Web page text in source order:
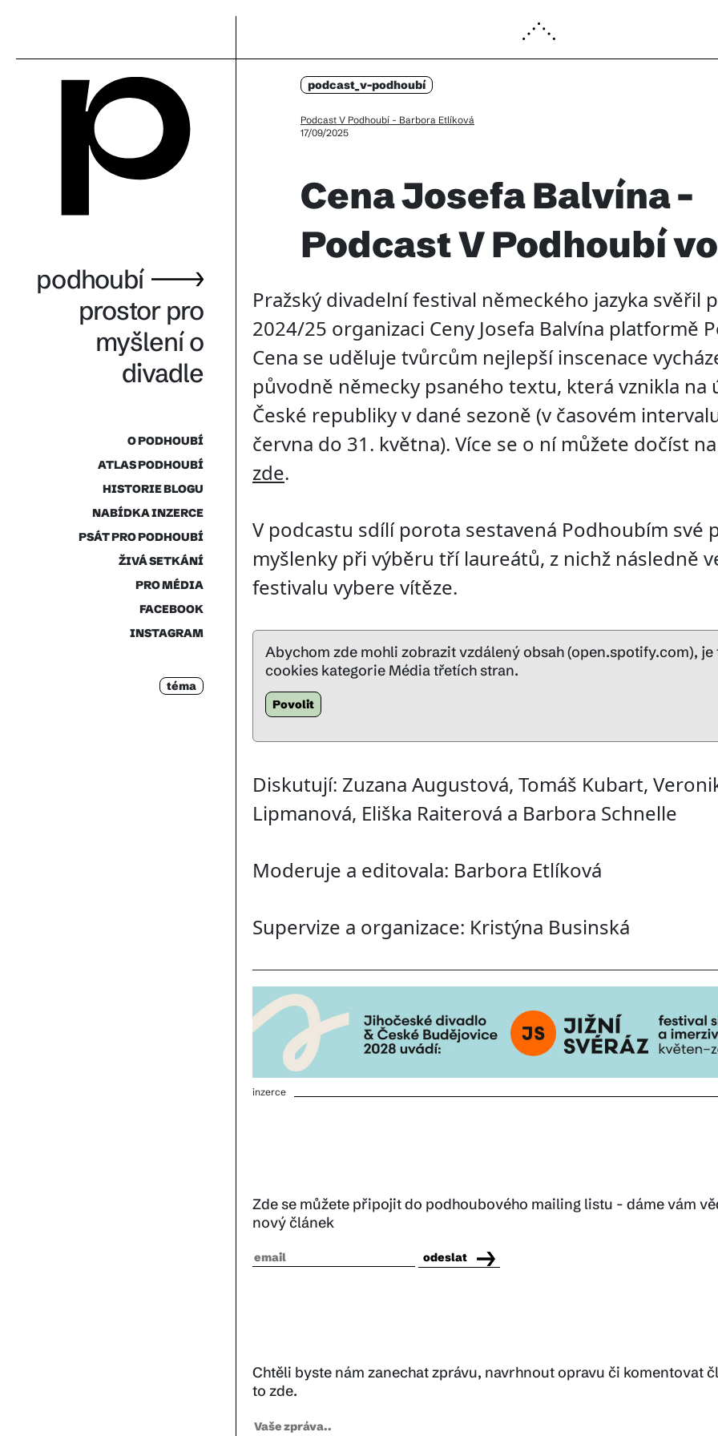
podhoubí
prostor pro
myšlení o
divadle
O PODHOUBÍ
ATLAS PODHOUBÍ
HISTORIE BLOGU
NABÍDKA INZERCE
PSÁT PRO PODHOUBÍ
ŽIVÁ SETKÁNÍ
PRO MÉDIA
FACEBOOK
INSTAGRAM
téma
podcast_ v-podhoubí
Podcast V Podhoubí - Barbora Etlíková
17/09/2025
Cena Josefa Balvína -
Podcast V Podhoubí
Pražský divadelní festival německého jazyka svěřil
2024/25 organizaci Ceny Josefa Balvína platformě
Cena se uděluje tvůrcům nejlepší inscenace
původně německy psaného textu, která vznikla na
České republiky v dané sezoně (v časovém
června do 31. května). Více se o ní můžete dočíst
zde.
V podcastu sdílí porota sestavená Podhoubím své
myšlenky při výběru tří laureátů, z nichž následně
festivalu vybere vítěze.
Abychom zde mohli zobrazit vzdálený obsah (open.spotify.com),
cookies kategorie Média třetích stran.
Povolit
Diskutují: Zuzana Augustová, Tomáš Kubart,
Lipmanová, Eliška Raiterová a Barbora Schnelle
Moderuje a editovala: Barbora Etlíková
Supervize a organizace: Kristýna Businská
inzerce
Zde se můžete připojit do podhoubového mailing listu - dáme vám
nový článek
odeslat
Chtěli byste nám zanechat zprávu, navrhnout opravu či komentovat
to zde.